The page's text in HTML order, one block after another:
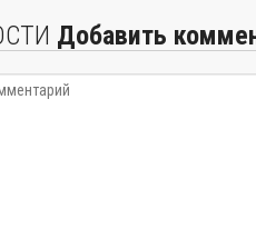
Добавить